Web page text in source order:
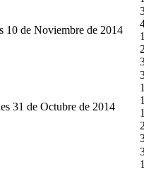
10 de Noviembre de 2014
31 de Octubre de 2014